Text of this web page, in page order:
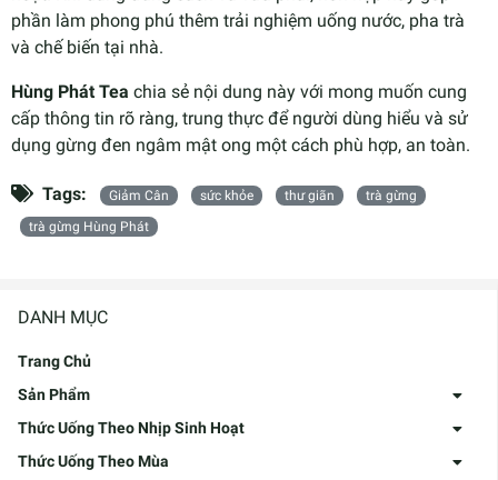
DANH MỤC
Trang Chủ
Sản Phẩm
Thức Uống Theo Nhịp Sinh Hoạt
Thức Uống Theo Mùa
phần làm phong phú thêm trải nghiệm uống nước, pha trà
và chế biến tại nhà.
Hùng Phát Tea chia sẻ nội dung này với mong muốn cung
cấp thông tin rõ ràng, trung thực để người dùng hiểu và sử
dụng gừng đen ngâm mật ong một cách phù hợp, an toàn.
Tags: Giảm Cân sức khỏe thư giãn
trà gừng
trà gừng Hùng Phát